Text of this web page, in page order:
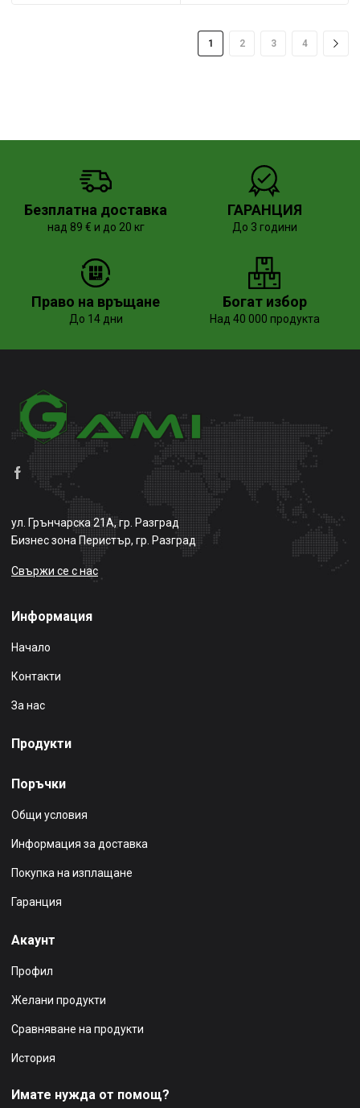
1 2 3 4
Безплатна доставка
над 89 € и до 20 кг
ГАРАНЦИЯ
До 3 години
Право на връщане
До 14 дни
Богат избор
Над 40 000 продукта
ул. Грънчарска 21А, гр. Разград
Бизнес зона Перистър, гр. Разград
Свържи се с нас
Информация
Начало
Контакти
За нас
Продукти
Поръчки
Общи условия
Информация за доставка
Покупка на изплащане
Гаранция
Акаунт
Профил
Желани продукти
Сравняване на продукти
История
Имате нужда от помощ?